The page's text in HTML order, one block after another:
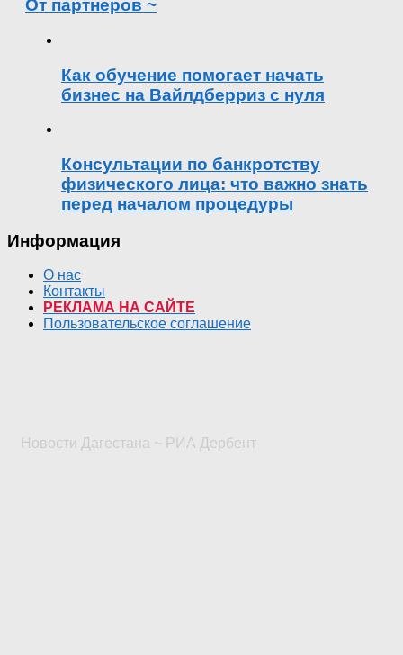
От партнеров ~
Как обучение помогает начать
бизнес на Вайлдберриз с нуля
Консультации по банкротству
физического лица: что важно знать
перед началом процедуры
Информация
О нас
Контакты
РЕКЛАМА НА САЙТЕ
Пользовательское соглашение
Новости Дагестана ~ РИА Дербент